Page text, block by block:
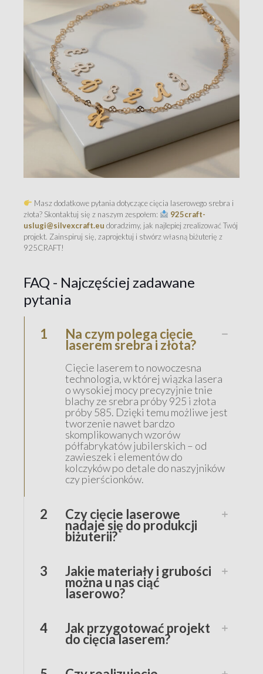
Masz dodatkowe pytania dotyczące cięcia laserowego srebra i
złota? Skontaktuj się z naszym zespołem:
925craft-
uslugi@silvexcraft.eu doradzimy, jak najlepiej zrealizować Twój
projekt. Zainspiruj się, zaprojektuj i stwórz własną biżuterię z
925CRAFT!
FAQ - Najczęściej zadawane
pytania
1 Na czym polega cięcie
laserem srebra i złota?
Cięcie laserem to nowoczesna
technologia, w której wiązka lasera
o wysokiej mocy precyzyjnie tnie
blachy ze srebra próby 925 i złota
próby 585. Dzięki temu możliwe jest
tworzenie nawet bardzo
skomplikowanych wzorów
półfabrykatów jubilerskich – od
zawieszek i elementów do
kolczyków po detale do naszyjników
czy pierścionków.
2 Czy cięcie laserowe
nadaje się do produkcji
biżuterii?
3 Jakie materiały i grubości
można u nas ciąć
laserowo?
4 Jak przygotować projekt
do cięcia laserem?